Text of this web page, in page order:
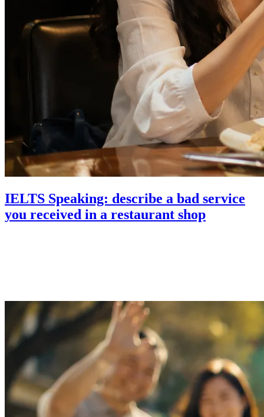
IELTS Speaking: describe a bad service
you received in a restaurant shop